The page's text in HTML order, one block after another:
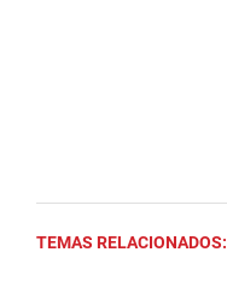
TEMAS RELACIONADOS: